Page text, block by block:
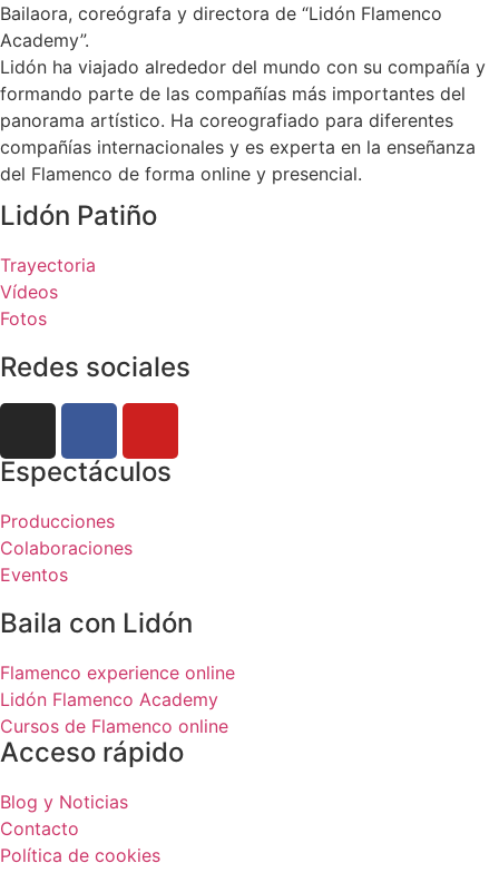
Bailaora, coreógrafa y directora de “Lidón Flamenco
Academy”.
Lidón ha viajado alrededor del mundo con su compañía y
formando parte de las compañías más importantes del
panorama artístico. Ha coreografiado para diferentes
compañías internacionales y es experta en la enseñanza
del Flamenco de forma online y presencial.
Lidón Patiño
Trayectoria
Vídeos
Fotos
Redes sociales
Espectáculos
Producciones
Colaboraciones
Eventos
Baila con Lidón
Flamenco experience online
Lidón Flamenco Academy
Cursos de Flamenco online
Acceso rápido
Blog y Noticias
Contacto
Política de cookies